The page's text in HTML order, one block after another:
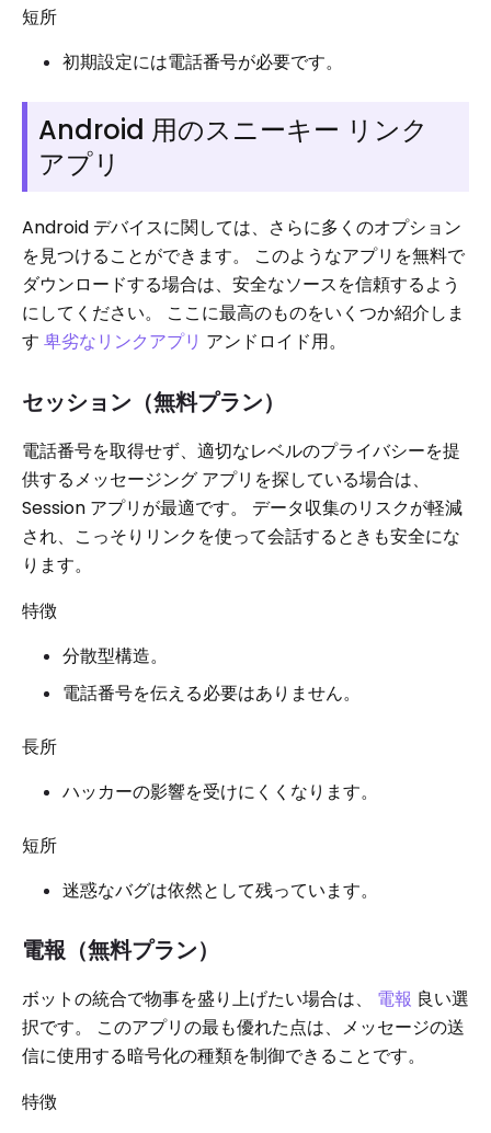
短所
初期設定には電話番号が必要です。
Android 用のスニーキー リンク
アプリ
Android デバイスに関しては、さらに多くのオプション
を見つけることができます。 このようなアプリを無料で
ダウンロードする場合は、安全なソースを信頼するよう
にしてください。 ここに最高のものをいくつか紹介しま
す 卑劣なリンクアプリ アンドロイド用。
セッション（無料プラン）
電話番号を取得せず、適切なレベルのプライバシーを提
供するメッセージング アプリを探している場合は、
Session アプリが最適です。 データ収集のリスクが軽減
され、こっそりリンクを使って会話するときも安全にな
ります。
特徴
分散型構造。
電話番号を伝える必要はありません。
長所
ハッカーの影響を受けにくくなります。
短所
迷惑なバグは依然として残っています。
電報（無料プラン）
ボットの統合で物事を盛り上げたい場合は、 電報 良い選
択です。 このアプリの最も優れた点は、メッセージの送
信に使用する暗号化の種類を制御できることです。
特徴